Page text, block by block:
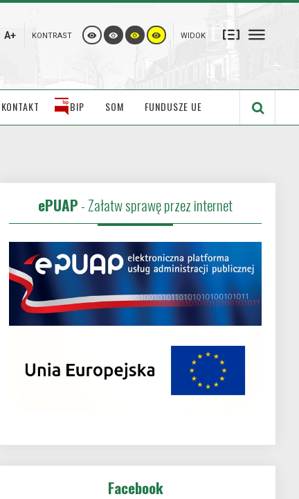
A+ KONTRAST WIDOK
KONTAKT BIP SOM FUNDUSZE UE
ePUAP- Załatw sprawę przez internet
Facebook